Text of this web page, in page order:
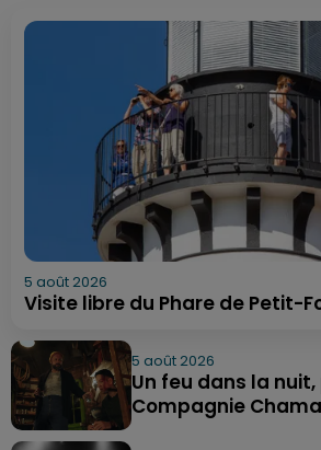
5 août 2026
Visite libre du Phare de Petit-
5 août 2026
Un feu dans la
Compagnie